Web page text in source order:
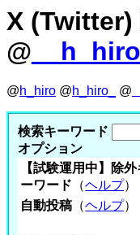
X
@
@h_hiro @h_hiro_ @
検索キーワード
オプション
【試験運用中】除外
ーワード （ヘルプ）
自動投稿 （ヘルプ）